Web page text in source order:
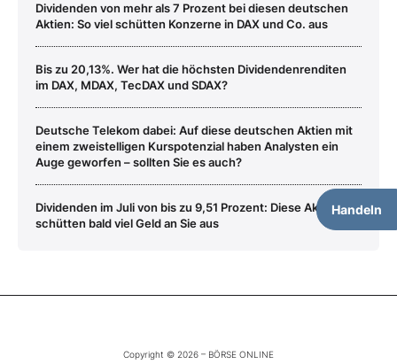
Handeln
Dividenden von mehr als 7 Prozent bei diesen deutschen
Aktien: So viel schütten Konzerne in DAX und Co. aus
Bis zu 20,13%. Wer hat die höchsten Dividendenrenditen
im DAX, MDAX, TecDAX und SDAX?
Deutsche Telekom dabei: Auf diese deutschen Aktien mit
einem zweistelligen Kurspotenzial haben Analysten ein
Auge geworfen – sollten Sie es auch?
Dividenden im Juli von bis zu 9,51 Prozent: Diese Aktien
schütten bald viel Geld an Sie aus
Copyright © 2026 – BÖRSE ONLINE